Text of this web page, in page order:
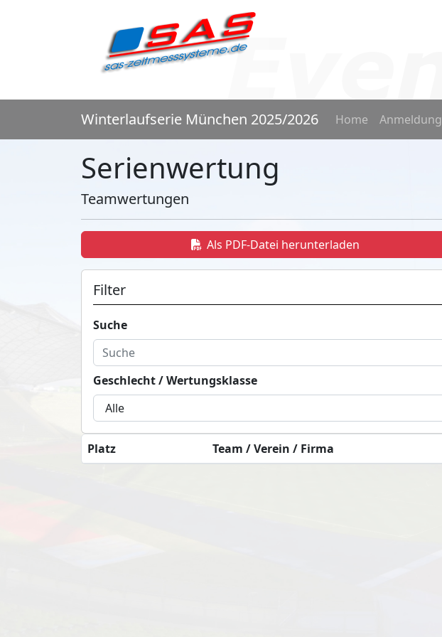
Winterlaufserie München 2025/2026 Home Anmeldung
Serienwertung
Teamwertungen
Als PDF-Datei herunterladen
Filter
Suche
Geschlecht / Wertungsklasse
Platz Team / Verein / Firma